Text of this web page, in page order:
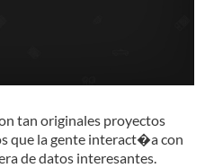
tan originales proyectos
que la gente interact�a con
de datos interesantes.